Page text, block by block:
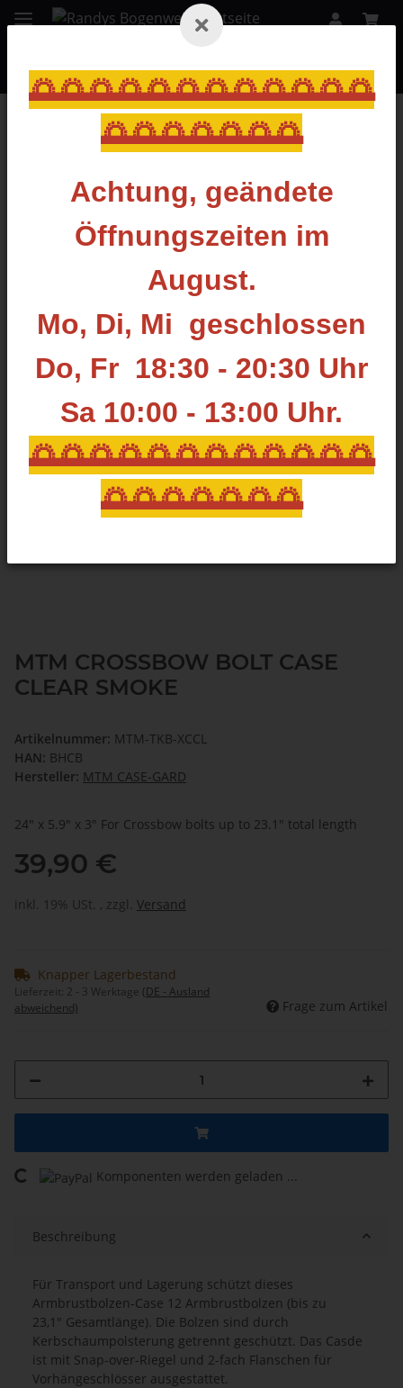
🌅🌅🌅🌅🌅🌅🌅🌅🌅🌅🌅🌅
🌅🌅🌅🌅🌅🌅🌅
Achtung, geändete
Öffnungszeiten im
August.
Mo, Di, Mi geschlossen
Do, Fr 18:30 - 20:30 Uhr
Sa 10:00 - 13:00 Uhr.
🌅🌅🌅🌅🌅🌅🌅🌅🌅🌅🌅🌅
🌅🌅🌅🌅🌅🌅🌅
Zurück zur Liste Pfeilkoffer/Pfeilhalter
MTM CROSSBOW BOLT CASE
CLEAR SMOKE
Artikelnummer: MTM-TKB-XCCL
HAN: BHCB
Hersteller: MTM CASE-GARD
24" x 5.9" x 3" For Crossbow bolts up to 23.1" total length
39,90 €
inkl. 19% USt. , zzgl. Versand
Knapper Lagerbestand
Lieferzeit: 2 - 3 Werktage (DE - Ausland
abweichend)
Frage zum Artikel
Loading... Komponenten werden geladen ...
Beschreibung
Für Transport und Lagerung schützt dieses
Armbrustbolzen-Case 12 Armbrustbolzen (bis zu
23,1" Gesamtlänge). Die Bolzen sind durch
Kerbschaumpolsterung getrennt geschützt. Das Casde
ist mit Snap-over-Riegel und 2-fach Flanschen für
Vorhängeschlösser ausgestattet.